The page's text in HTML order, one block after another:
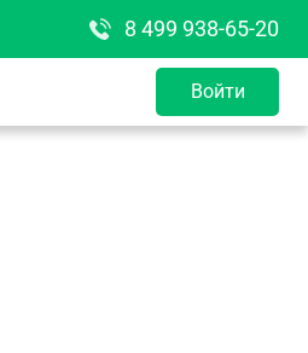
8 499 938-65-20
Войти